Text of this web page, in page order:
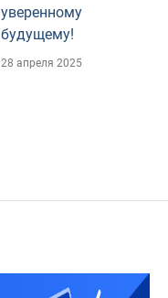
уверенному
будущему!
28 апреля 2025